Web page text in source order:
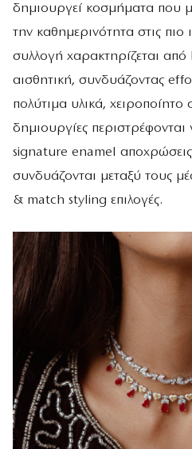
δημιουργεί κοσμήματα που
την καθημερινότητα στις πιο
συλλογή χαρακτηρίζεται
αισθητική, συνδυάζοντας
πολύτιμα υλικά, χειροποίητο
δημιουργίες
signature enamel
συνδυάζονται μεταξύ τους
& match styling επιλογές.